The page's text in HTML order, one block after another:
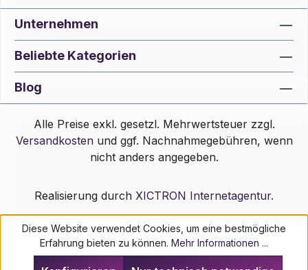
Unternehmen
Beliebte Kategorien
Blog
Alle Preise exkl. gesetzl. Mehrwertsteuer zzgl.
Versandkostenund ggf. Nachnahmegebühren, wenn
nicht anders angegeben.
Realisierung durch XICTRON Internetagentur.
Diese Website verwendet Cookies, um eine bestmögliche
Erfahrung bieten zu können. Mehr Informationen ...